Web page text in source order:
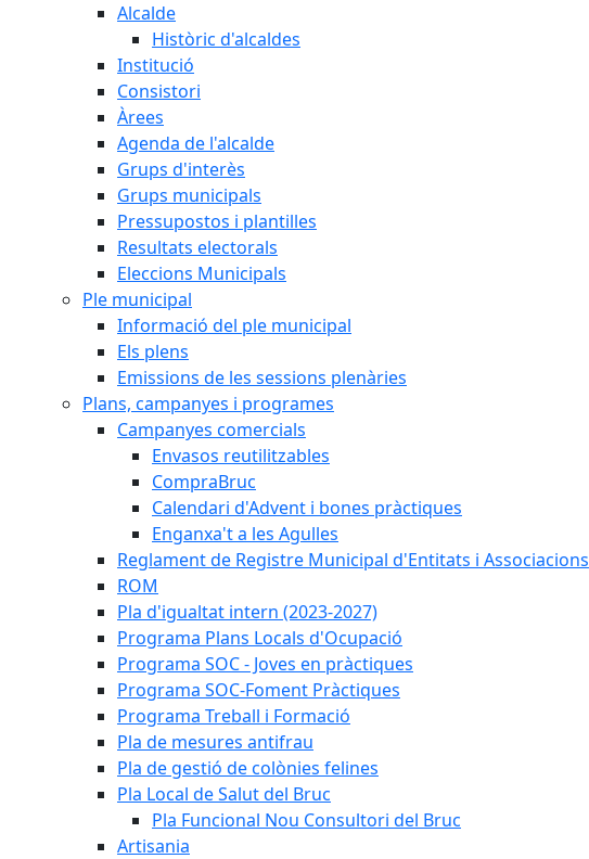
Alcalde
Històric d'alcaldes
Institució
Consistori
Àrees
Agenda de l'alcalde
Grups d'interès
Grups municipals
Pressupostos i plantilles
Resultats electorals
Eleccions Municipals
Ple municipal
Informació del ple municipal
Els plens
Emissions de les sessions plenàries
Plans, campanyes i programes
Campanyes comercials
Envasos reutilitzables
CompraBruc
Calendari d'Advent i bones pràctiques
Enganxa't a les Agulles
Reglament de Registre Municipal d'Entitats i Associacions
ROM
Pla d'igualtat intern (2023-2027)
Programa Plans Locals d'Ocupació
Programa SOC - Joves en pràctiques
Programa SOC-Foment Pràctiques
Programa Treball i Formació
Pla de mesures antifrau
Pla de gestió de colònies felines
Pla Local de Salut del Bruc
Pla Funcional Nou Consultori del Bruc
Artisania